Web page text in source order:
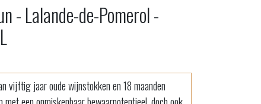
- Lalande-de-Pomerol -
vijftig jaar oude wijnstokken en 18 maanden